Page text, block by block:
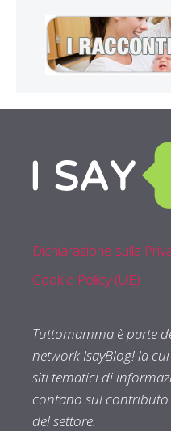
Dichiarazione sulla
Cookie Policy (UE)
Tuttomamma è parte
network IsayBlog! la
siti tematici di
contano sul
del settore.